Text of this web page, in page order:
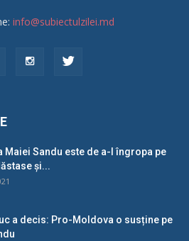
info@subiectulzilei.md
Maiei Sandu este de a-l îngropa pe
și...
a decis: Pro-Moldova o susține pe